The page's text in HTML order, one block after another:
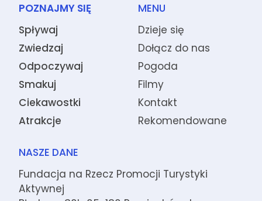
POZNAJMY SIĘ
Spływaj
Zwiedzaj
Odpoczywaj
Smakuj
Ciekawostki
Atrakcje
MENU
Dzieje się
Dołącz do nas
Pogoda
Filmy
Kontakt
Rekomendowane
NASZE DANE
Fundacja na Rzecz Promocji Turystyki
Aktywnej